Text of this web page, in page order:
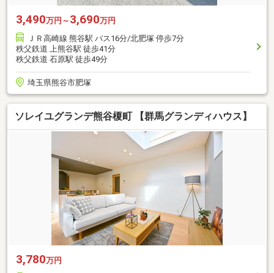
3,490万円～ 3,690万円
ＪＲ高崎線 熊谷駅 バス16分/北肥塚 停歩7分
秩父鉄道 上熊谷駅 徒歩41分
秩父鉄道 石原駅 徒歩49分
埼玉県熊谷市肥塚
ソレイユグランデ熊谷榎町 【群馬グランディハウス】
3,780万円